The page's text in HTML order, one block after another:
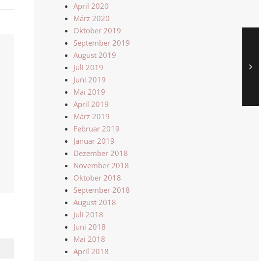
April 2020
März 2020
Oktober 2019
September 2019
August 2019
Juli 2019
Juni 2019
Mai 2019
April 2019
März 2019
Februar 2019
Januar 2019
Dezember 2018
November 2018
Oktober 2018
September 2018
August 2018
Juli 2018
Juni 2018
Mai 2018
April 2018